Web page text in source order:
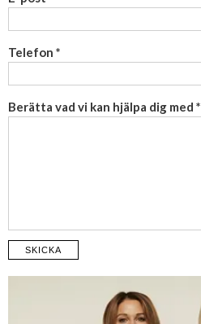
Telefon *
Berätta vad vi kan hjälpa dig med *
SKICKA